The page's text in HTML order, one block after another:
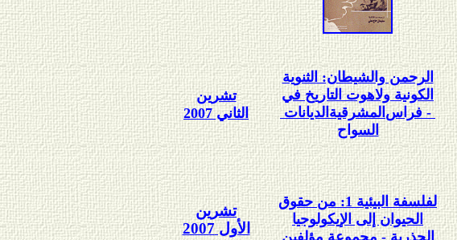
تشرين
الثاني 2007
الرحمن والشيطان: الثنوية
الكونية ولاهوت التاريخ في
الدياناتالمشرقية- فراس
السواح
تشرين
الأول 2007
لفلسفة البيئية 1: من حقوق
الحيوان إلى الإيكولوجيا
الجذرية - مجموعة مؤلفين